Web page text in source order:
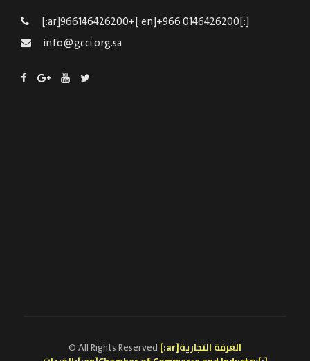
[:ar]966146426200+[:en]+966 0146426200[:]
info@gcci.org.sa
© All Rights Reserved [:ar]الغرفة التجارية